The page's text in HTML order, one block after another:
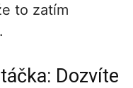
to zatím
Dozvíte